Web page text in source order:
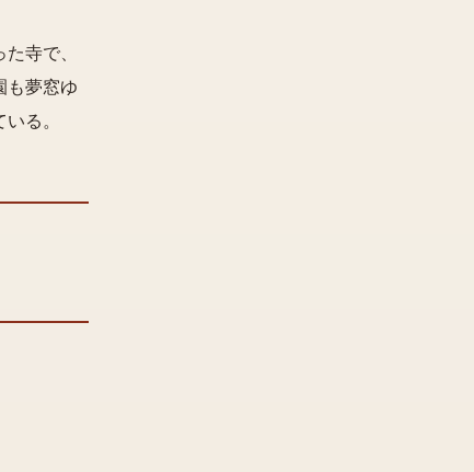
寺で、
も夢窓ゆ
る。